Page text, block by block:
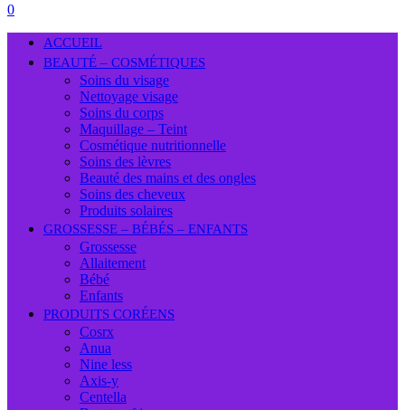
0
ACCUEIL
BEAUTÉ – COSMÉTIQUES
Soins du visage
Nettoyage visage
Soins du corps
Maquillage – Teint
Cosmétique nutritionnelle
Soins des lèvres
Beauté des mains et des ongles
Soins des cheveux
Produits solaires
GROSSESSE – BÉBÉS – ENFANTS
Grossesse
Allaitement
Bébé
Enfants
PRODUITS CORÉENS
Cosrx
Anua
Nine less
Axis-y
Centella